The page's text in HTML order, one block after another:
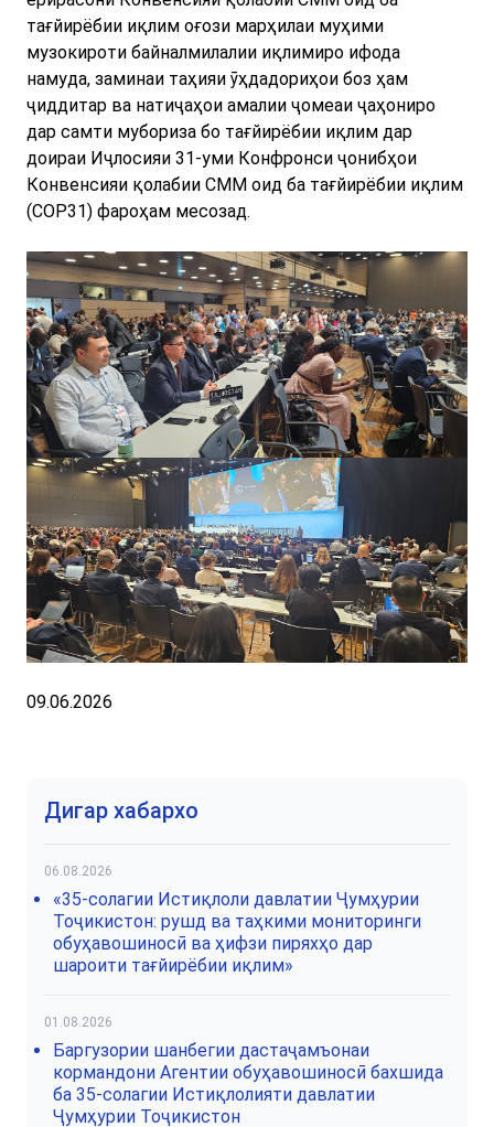
тағйирёбии иқлим оғози марҳилаи муҳими
музокироти байналмилалии иқлимиро ифода
намуда, заминаи таҳияи ӯҳдадориҳои боз ҳам
ҷиддитар ва натиҷаҳои амалии ҷомеаи ҷаҳониро
дар самти мубориза бо тағйирёбии иқлим дар
доираи Иҷлосияи 31-уми Конфронси ҷонибҳои
Конвенсияи қолабии СММ оид ба тағйирёбии иқлим
(COP31) фароҳам месозад.
09.06.2026
Дигар хабархо
06.08.2026
«35-солагии Истиқлоли давлатии Ҷумҳурии
Тоҷикистон: рушд ва таҳкими мониторинги
обуҳавошиносӣ ва ҳифзи пиряхҳо дар
шароити тағйирёбии иқлим»
01.08.2026
Баргузории шанбегии дастаҷамъонаи
кормандони Агентии обуҳавошиносӣ бахшида
ба 35-солагии Истиқлолияти давлатии
Ҷумҳурии Тоҷикистон